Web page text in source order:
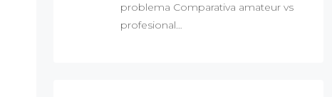
problema Comparativa amateur vs
profesional…